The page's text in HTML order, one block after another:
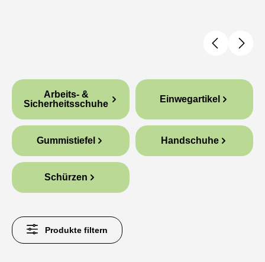
Kategoriegalerie überspringen
Arbeits- &
Sicherheitsschuhe
Einwegartikel
Gummistiefel Handschuhe
Schürzen
Produkte filtern